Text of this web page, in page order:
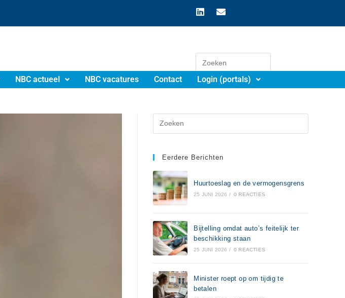
NBC actueel NBC vacatures Contact Login (portals)
Eerdere Berichten
Huurtoeslag en de vermogensgrens
25 JUNI 2026 / 0 REACTIES
Bijtelling omdat auto’s feitelijk ter
beschikking staan
25 JUNI 2026 / 0 REACTIES
Minister roept op om tijdig te
betalen